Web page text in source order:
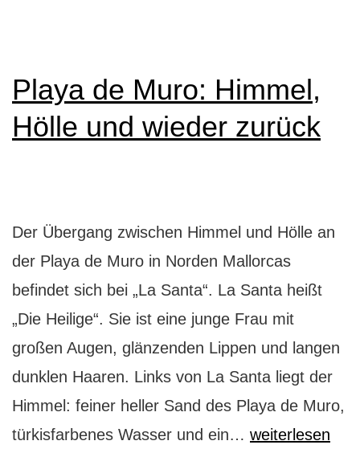
Playa de Muro: Himmel,
Hölle und wieder zurück
Der Übergang zwischen Himmel und Hölle an
der Playa de Muro in Norden Mallorcas
befindet sich bei „La Santa“. La Santa heißt
„Die Heilige“. Sie ist eine junge Frau mit
großen Augen, glänzenden Lippen und langen
dunklen Haaren. Links von La Santa liegt der
Himmel: feiner heller Sand des Playa de Muro,
türkisfarbenes Wasser und ein… Playa
weiterlesen